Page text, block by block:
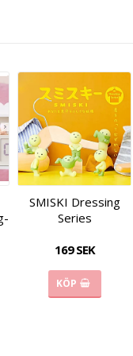
SMISKI Dressing
Series
169 SEK
KÖP